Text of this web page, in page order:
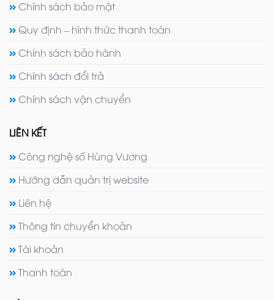
Chính sách bảo mật
Quy định – hình thức thanh toán
Chính sách bảo hành
Chính sách đổi trả
Chính sách vận chuyển
LIÊN KẾT
Công nghệ số Hùng Vương
Hướng dẫn quản trị website
Liên hệ
Thông tin chuyển khoản
Tài khoản
Thanh toán